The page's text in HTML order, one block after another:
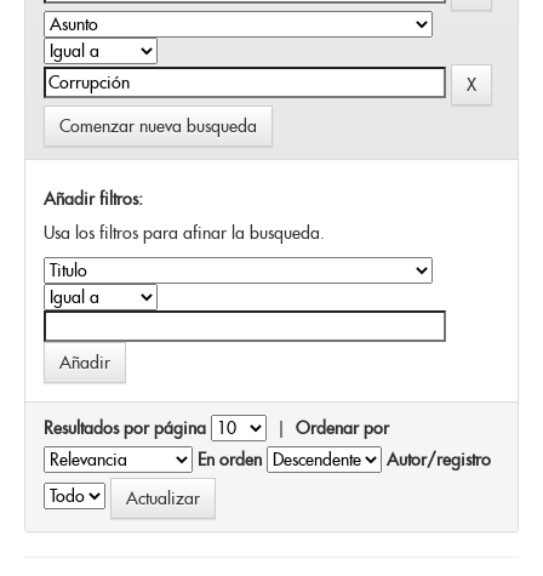
Comenzar nueva busqueda
Añadir filtros:
Usa los filtros para afinar la busqueda.
Resultados por página | Ordenar por
En orden
Autor/registro